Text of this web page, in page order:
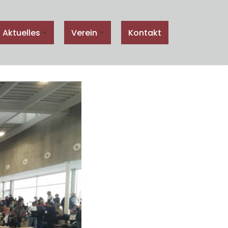
Aktuelles Verein Kontakt